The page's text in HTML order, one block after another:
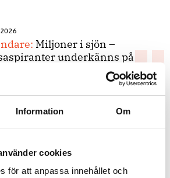
Information Om
cookies
för att anpassa innehållet och
Miljoner i sjön –
underkänns på
Mårtensson:Snart 20 år i tjänst